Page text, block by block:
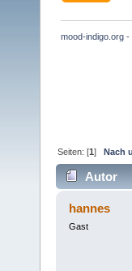
mood-indigo.org
Seiten: [1]Nach
Autor
hannes
Gast